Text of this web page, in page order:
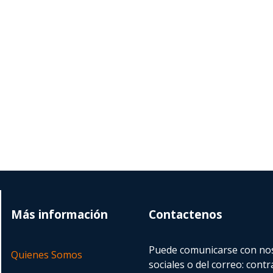
Más información
Quienes Somos
Contactenos
Puede comunicarse con
sociales o del correo: